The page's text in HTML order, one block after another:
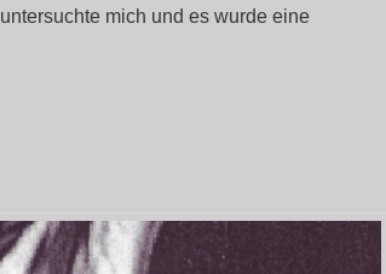
mich und es wurde eine